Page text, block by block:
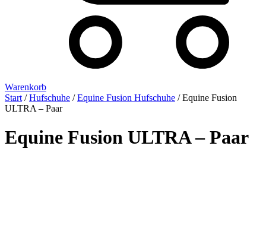
Warenkorb
Start /Hufschuhe /Equine Fusion Hufschuhe / Equine Fusion
ULTRA – Paar
Equine Fusion ULTRA – Paar